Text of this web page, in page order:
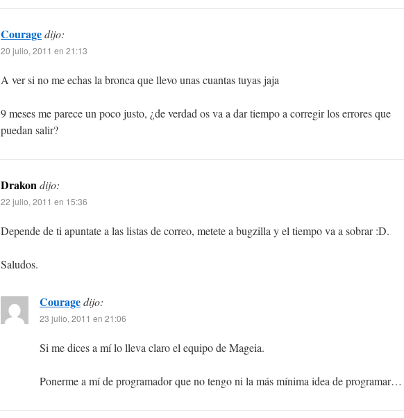
Couragedijo:
20 julio, 2011 en 21:13
A ver si no me echas la bronca que llevo unas cuantas tuyas jaja
9 meses me parece un poco justo, ¿de verdad os va a dar tiempo a corregir los errores que
puedan salir?
Drakondijo:
22 julio, 2011 en 15:36
Depende de ti apuntate a las listas de correo, metete a bugzilla y el tiempo va a sobrar :D.
Saludos.
Couragedijo:
23 julio, 2011 en 21:06
Si me dices a mí lo lleva claro el equipo de Mageia.
Ponerme a mí de programador que no tengo ni la más mínima idea de programar…